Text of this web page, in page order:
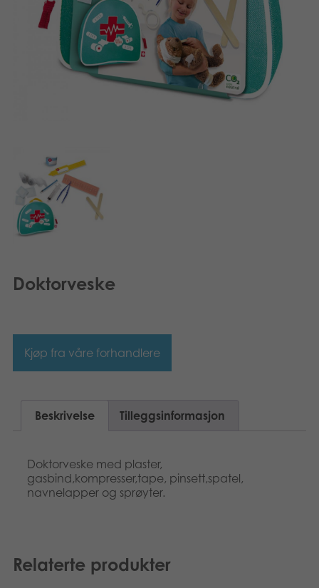
Bøker
Applikasjoner
Arkiverte produkter
Doktorveske
Kjøp fra våre forhandlere
Beskrivelse Tilleggsinformasjon
Doktorveske med plaster,
gasbind,kompresser,tape, pinsett,spatel,
navnelapper og sprøyter.
Relaterte produkter